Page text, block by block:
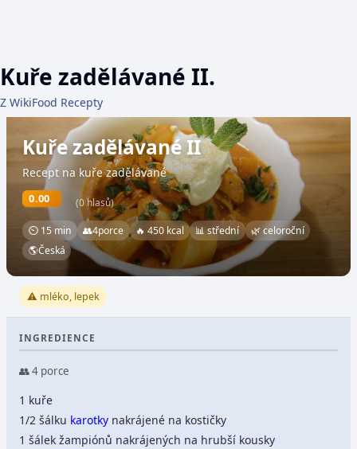
Kuře zadělávané II.
Z WikiFood Recepty
Kuře zadělávané II
Recept na kuře zadělávané
0.00 (0 hlasů)
⏲ 15 min 👥4porce 🔥 450 kcal 📊 střední
🌿 celoroční
🌎Česká
⚠️ mléko, lepek
INGREDIENCE
👥 4 porce
1 kuře
1/2 šálku karotky nakrájené na kostičky
1 šálek žampiónů nakrájených na hrubší kousky